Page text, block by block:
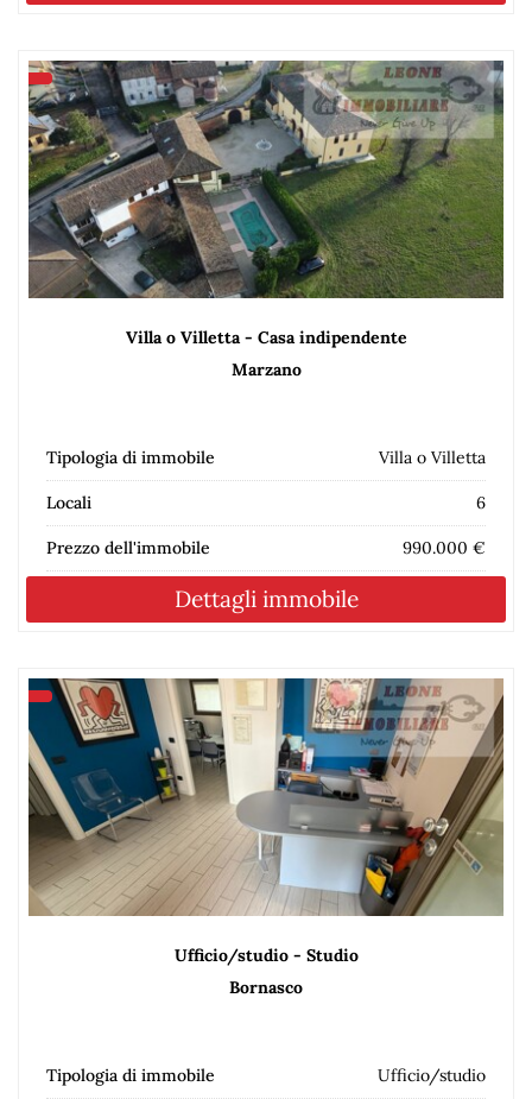
Villa o Villetta - Casa indipendente
Marzano
Tipologia di immobile Villa o Villetta
Locali 6
Prezzo dell'immobile 990.000 €
Dettagli immobile
Ufficio/studio - Studio
Bornasco
Tipologia di immobile Ufficio/studio